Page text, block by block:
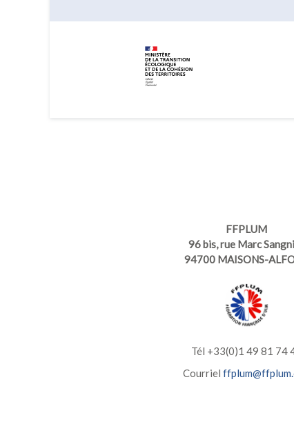
FFPLUM
96 bis, rue Marc
94700 MAISONS-
Tél +33(0)1 49 81 74
Courriel